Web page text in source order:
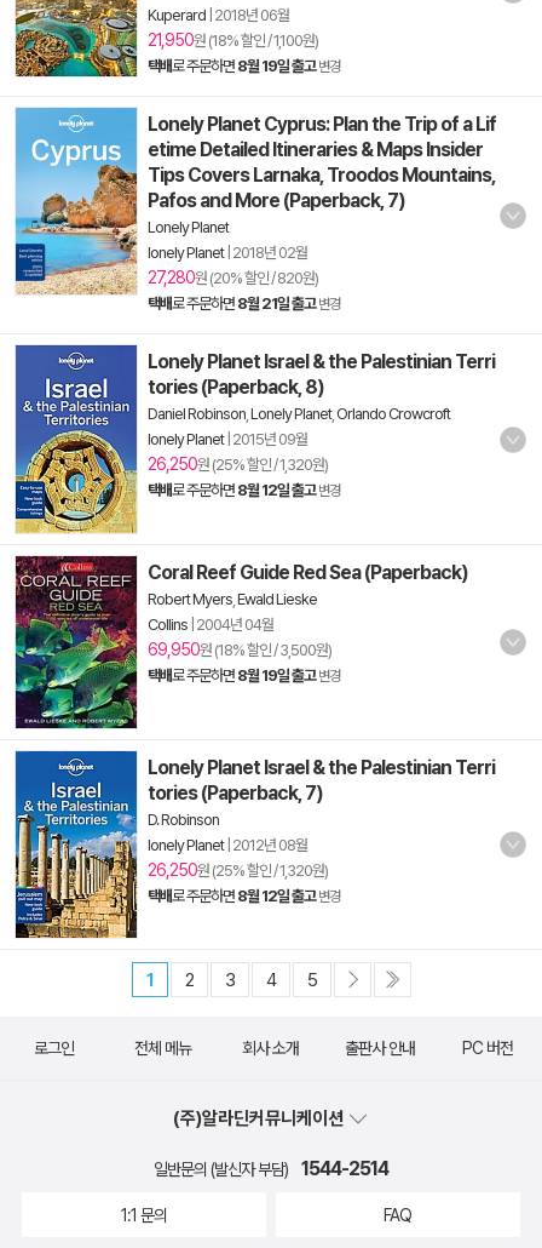
Kuperard 2018년 06월
21,950원 (18% 할인 / 1,100원)
택배로 주문하면 8월 19일 출고 변경
Lonely Planet Cyprus: Plan the Trip of a Lif
etime Detailed Itineraries & Maps Insider
Tips Covers Larnaka, Troodos Mountains,
Pafos and More (Paperback, 7)
Lonely Planet
lonely Planet| 2018년 02월
27,280원 (20% 할인 / 820원)
택배로 주문하면 8월 21일 출고 변경
Lonely Planet Israel & the Palestinian Terri
tories (Paperback, 8)
Daniel Robinson Lonely Planet, Orlando Crowcroft
lonely Planet| 2015년 09월
26,250원 (25% 할인 / 1,320원)
택배로 주문하면 8월 12일 출고 변경
Coral Reef Guide Red Sea (Paperback)
Robert Myers Ewald Lieske
Collins 2004년 04월
69,950원 (18% 할인 / 3,500원)
택배로 주문하면 8월 19일 출고 변경
Lonely Planet Israel & the Palestinian Terri
tories (Paperback, 7)
D. Robinson
lonely Planet| 2012년 08월
26,250원 (25% 할인 / 1,320원)
택배로 주문하면 8월 12일 출고 변경
1 2 3 4 5
로그인 전체 메뉴 회사 소개 출판사 안내 PC 버전
(주)알라딘커뮤니케이션
일반문의 (발신자 부담) 1544-2514
1:1 문의 FAQ